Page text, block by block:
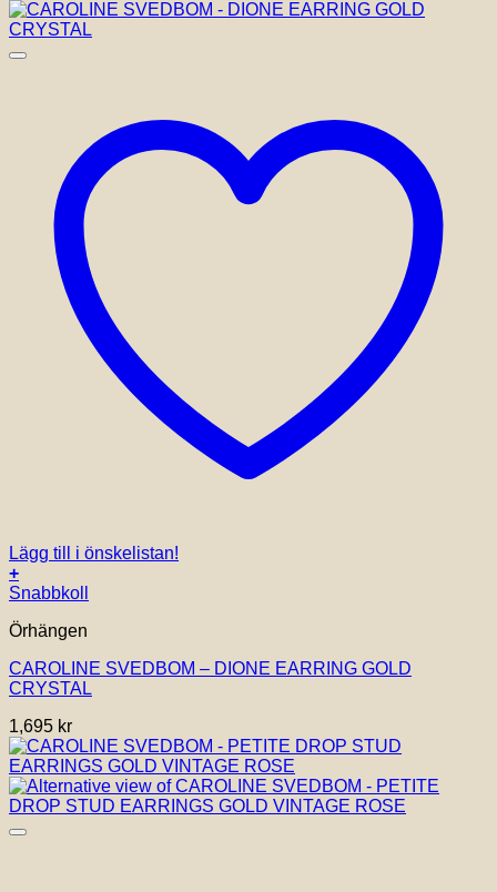
Lägg till i önskelistan!
+
Snabbkoll
Örhängen
CAROLINE SVEDBOM – DIONE EARRING GOLD
CRYSTAL
1,695 kr